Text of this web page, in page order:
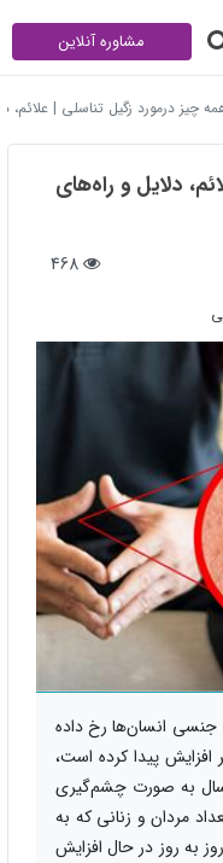
مشاوره آنلاین
چیز درمورد زگیل تناسلی | علائم،
دلایل و راه‌های
جنسی انسان‌ها رخ داده
پیدا کرده است،
زگیل تناسلی از سنین 12 تا 35 سال به صورت چشم‌گیری
مردان و زنانی که به
به روز در حال افزایش